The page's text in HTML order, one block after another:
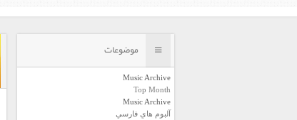
موضوعات
Music Archive
Top Month
Music Archive
آلبوم هاي فارسي